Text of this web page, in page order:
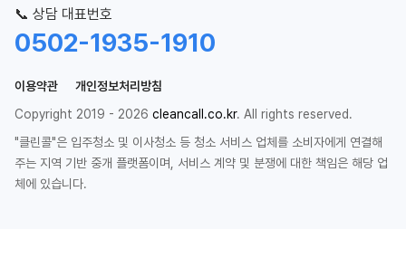
📞 상담 대표번호
0502-1935-1910
이용약관
개인정보처리방침
Copyright 2019 - 2026 cleancall.co.kr. All rights reserved.
"클린콜"은 입주청소 및 이사청소 등 청소 서비스 업체를 소비자에게 연결해
주는 지역 기반 중개 플랫폼이며, 서비스 계약 및 분쟁에 대한 책임은 해당 업
체에 있습니다.